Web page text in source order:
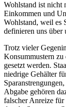
Wohlstand ist nicht
Einkommen und
Wohlstand, weil es
definieren uns über
Trotz vieler
Konsummustern zu
gesetzt werden.
niedrige Gehälter
Abgabe gehören
falscher Anreize